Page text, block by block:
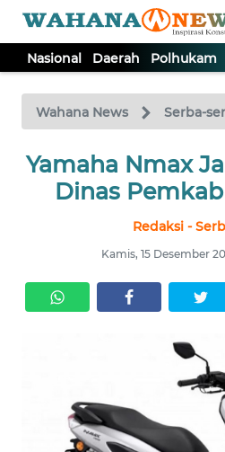
Nasional Daerah Polhukam
Wahana News Serba-
Yamaha Nmax
Dinas
Redaksi -
Kamis, 15 Desember
TV
Tutup
NASIONAL
KRIMINAL
SAINS-TEKNO